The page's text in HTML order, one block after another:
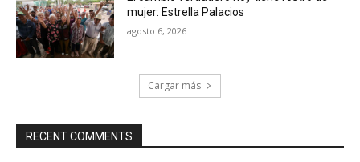
mujer: Estrella Palacios
agosto 6, 2026
Cargar más
RECENT COMMENTS